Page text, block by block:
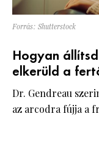
Forrás: Shutterstock
Hogyan
elkerüld a
Dr. Gendreau
az arcodra fújja a